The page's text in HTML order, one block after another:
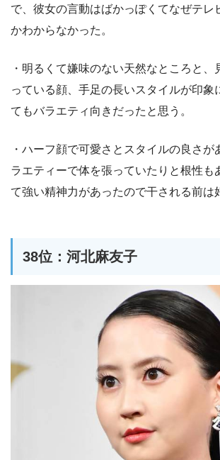
で、彼女の言動はばかっぽくてなぜテレ
かわからなかった。
・明るくて嫌味のない天然なところと、
っている顔、手足の長いスタイルが印象
てもバラエティ向きだったと思う。
・ハーフ顔で可愛さとスタイルの良さが
ラエティーで体を張っていたりと根性も
て強い精神力があったので干される前は
38位：河北麻友子